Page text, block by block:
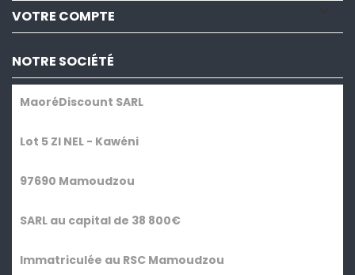
VOTRE COMPTE
NOTRE SOCIÉTÉ
MaoréDiscount SARL
Lot 5 ZI NEL - Kawéni
97690 Mamoudzou
SARL au capital de 38 800€
Immatriculée au RSC Mamoudzou